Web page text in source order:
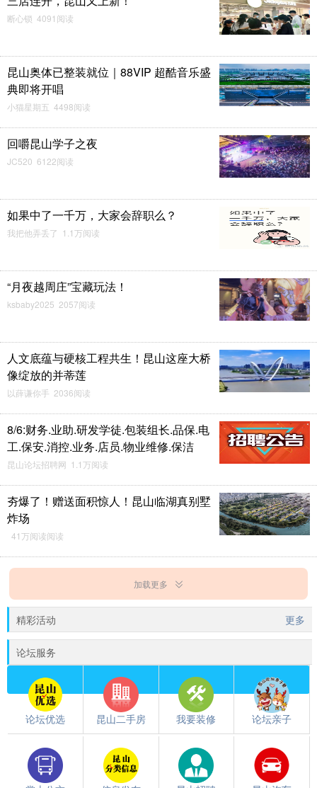
断心锁 4091阅读
昆山奥体已整装就位｜88VIP 超酷音乐盛
典即将开唱
小猫星期五 4498阅读
回嚼昆山学子之夜
JC520 6122阅读
如果中了一千万，大家会辞职么？
我把他弄丢了 1.1万阅读
“月夜越周庄”宝藏玩法！
ksbaby2025 2057阅读
人文底蕴与硬核工程共生！昆山这座大桥
像绽放的并蒂莲
以薛谦你手 2036阅读
8/6:财务.业助.研发学徒.包装组长.品保.电
工.保安.消控.业务.店员.物业维修.保洁
昆山论坛招聘网 1.1万阅读
夯爆了！赠送面积惊人！昆山临湖真别墅
炸场
41万阅读阅读
加载更多
精彩活动 更多
论坛服务
论坛优选 昆山二手房 我要装修 论坛亲子